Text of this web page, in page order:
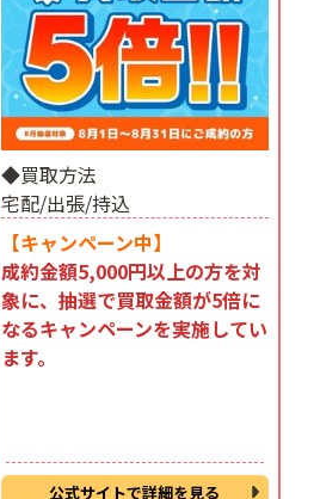
◆買取方法
宅配/出張/持込
【キャンペーン中】
成約金額5,000円以上の方を対
象に、抽選で買取金額が5倍に
なるキャンペーンを実施してい
ます。
公式サイトで詳細を見る